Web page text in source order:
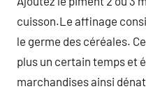
cuisson.Le affinage
le germe des céréales.
plus un certain temps et
marchandises ainsi